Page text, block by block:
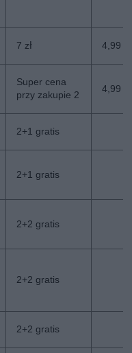
7 zł 4,99
Super cena
przy zakupie 2
4,99
2+1 gratis
2+1 gratis
2+2 gratis
2+2 gratis
2+2 gratis